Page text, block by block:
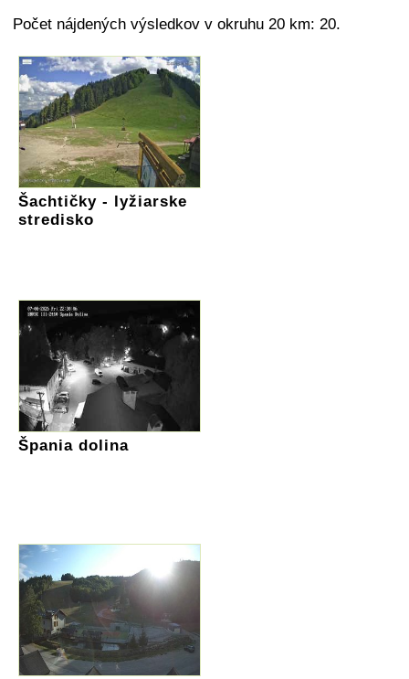
Počet nájdených výsledkov v okruhu 20 km: 20.
Šachtičky - lyžiarske
stredisko
Špania dolina